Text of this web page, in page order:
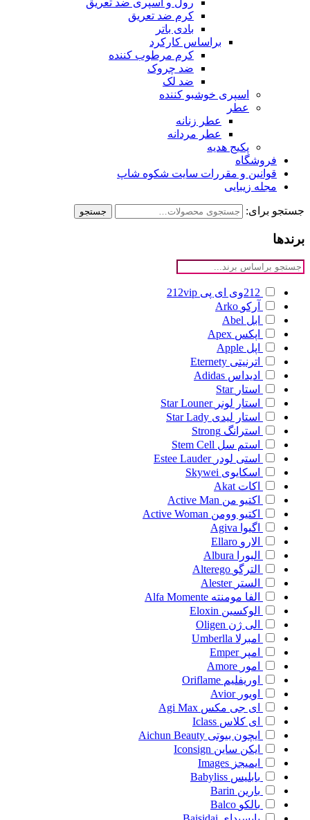
رول و اسپری ضد تعریق
کرم ضد تعریق
بادی باتر
براساس کارکرد
کرم مرطوب کننده
ضد چروک
ضد لک
اسپری خوشبو کننده
عطر
عطر زنانه
عطر مردانه
پکیج هدیه
فروشگاه
قوانین و مقررات سایت شکوه شاپ
مجله زیبایی
جستجو برای: جستجو
برندها
212وی ای پی
212vip
آرکو Arko
ابل Abel
اپکس Apex
اپل Apple
اترنیتی Eternety
ادیداس Adidas
استار Star
استار لونر Star Louner
استار لیدی Star Lady
استرانگ Strong
استم سل Stem Cell
استی لودر Estee Lauder
اسکایوی Skywei
اکات Akat
اکتیو من Active Man
اکتیو وومن Active Woman
اگیوا Agiva
الارو Ellaro
البورا
Albura
الترگو Alterego
الستر Alester
الفا مومنته Alfa Momente
الوکسین Eloxin
الی ژن Oligen
امبرلا Umberlla
امپر Emper
امور Amore
اوریفلیم Oriflame
اویور Avior
ای جی مکس Agi Max
ای کلاس Iclass
ایچون بیوتی Aichun Beauty
ایکن ساین Iconsign
ایمیجز Images
بابلیس Babyliss
بارین Barin
بالکو Balco